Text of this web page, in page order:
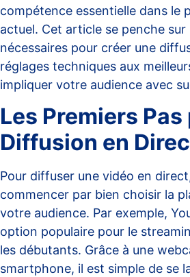
compétence essentielle dans le
actuel. Cet article se penche sur
nécessaires pour créer une
réglages techniques aux
impliquer votre audience avec
Les Premiers
Diffusion en
Pour diffuser une vidéo en
commencer par bien choisir la
votre audience. Par exemple,
option populaire pour le
les débutants. Grâce à une
smartphone, il est simple de se